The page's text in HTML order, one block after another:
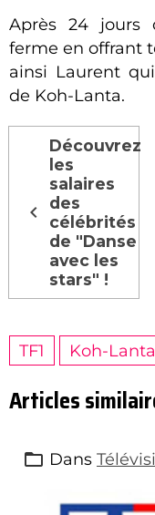
Après 24 jours
ferme en offrant
ainsi Laurent
de Koh-Lanta.
Découvrez
les
salaires
des
célébrités
de "Danse
avec les
stars" !
TF1 Koh-Lanta
Articles
Dans